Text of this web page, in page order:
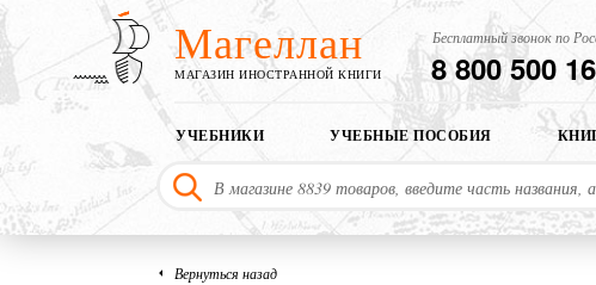
Магеллан
МАГАЗИН ИНОСТРАННОЙ КНИГИ
Бесплатный звонок по
8 800 500
УЧЕБНИКИ УЧЕБНЫЕ ПОСОБИЯ
Вернуться назад